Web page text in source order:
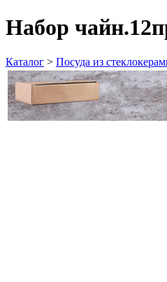
Набор
Каталог > Посуда из